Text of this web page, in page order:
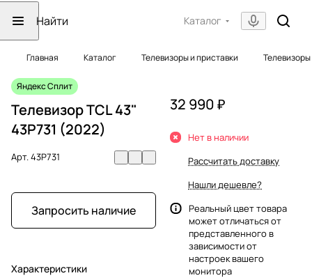
Каталог
Главная Каталог Телевизоры и приставки Телевизоры
Яндекс Сплит
Телевизор TCL 43"
43P731 (2022)
Арт.43P731
Запросить наличие
Характеристики
32 990 ₽
Нет в наличии
Рассчитать доставку
Нашли дешевле?
Реальный цвет товара
может отличаться от
представленного в
зависимости от
настроек вашего
монитора